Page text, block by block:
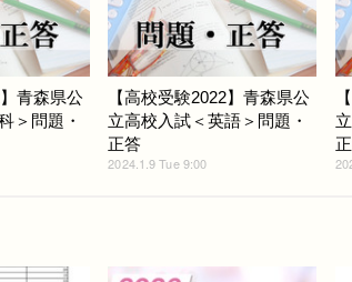
青森県公
＞問題・
【高校受験2022】青森県公
立高校入試＜英語＞問題・
正答
2024.1.9 Tue 9:00